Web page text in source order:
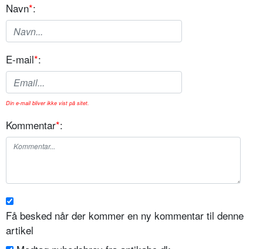
Navn*:
E-mail*:
Din e-mail bliver ikke vist på sitet.
Kommentar*:
Få besked når der kommer en ny kommentar til denne
artikel